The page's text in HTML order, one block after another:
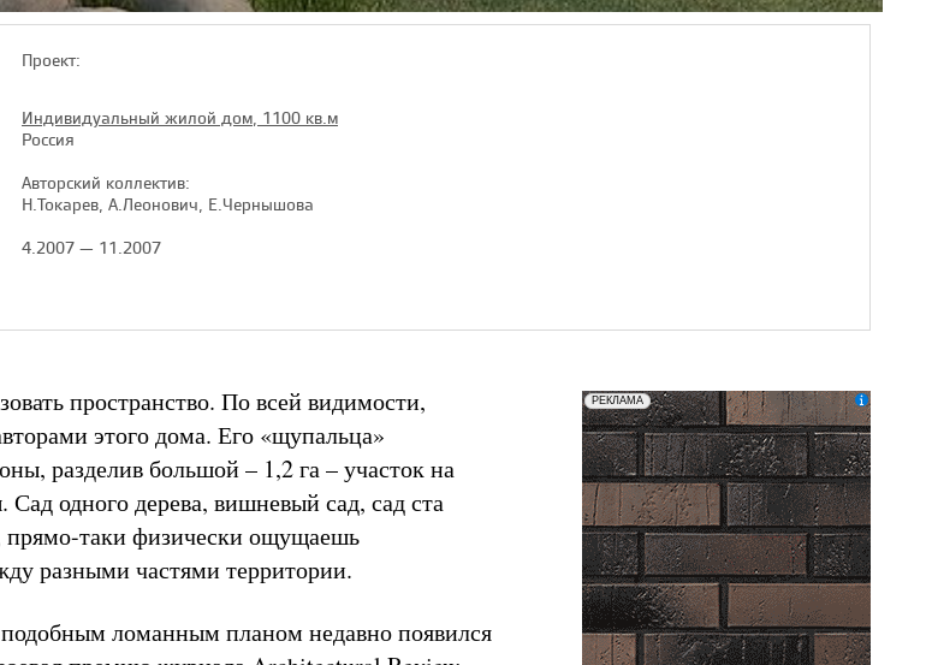
Проект:
Индивидуальный жилой дом, 1100 кв.м
Россия
Авторский коллектив:
Н.Токарев, А.Леонович, Е.Чернышова
4.2007 — 11.2007
пространство. По всей видимости,
этого дома. Его «щупальца»
разделив большой – 1,2 га – участок на
одного дерева, вишневый сад, сад ста
прямо-таки физически ощущаешь
разными частями территории.
ломанным планом недавно появился
erid: LatgCAXLX
РЕКЛАМА
ООО «ТД БРАЕР»